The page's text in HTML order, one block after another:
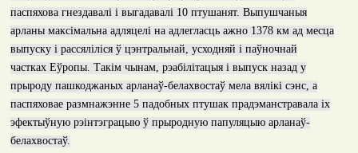
паспяхова гнездавалі і выгадавалі 10 птушанят. Выпушчаныя
арланы максімальна адляцелі на адлегласць ажно1378 км ад месца
выпуску і рассяліліся ў цэнтральнай, усходняй і паўночнай
частках Еўропы. Такім чынам, рэабілітацыя і выпуск назад у
прыроду пашкоджаных арланаў-белахвостаў мела вялікі сэнс, а
паспяховае размнажэнне 5 падобных птушак прадэманстравала іх
эфектыўную рэінтэграцыю ў прыродную папуляцыю арланаў-
белахвостаў.